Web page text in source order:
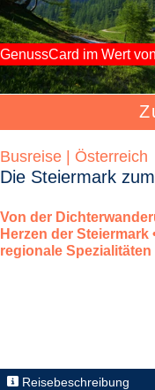
GenussCard im Wert
Busreise | Österreich
Die Steiermark
Von der
Herzen der Steiermark
regionale Spezialitäten
Reisebeschreibung